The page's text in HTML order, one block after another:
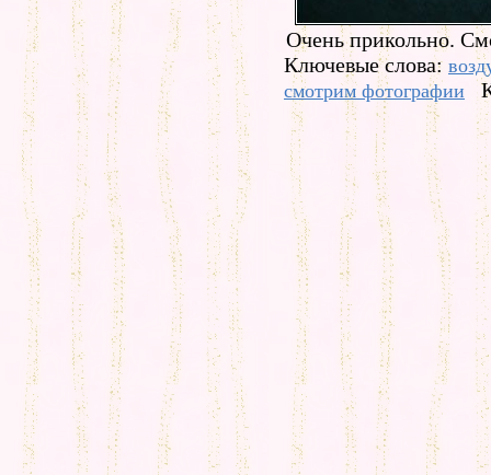
Очень прикольно.
Ключевые слова:
смотрим фотографии